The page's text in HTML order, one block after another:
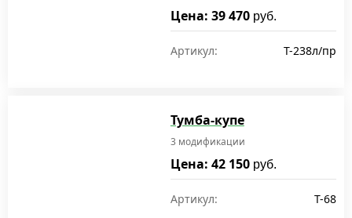
Цена: 39 470 руб.
Артикул: T-238л/пр
Тумба-купе
3 модификации
Цена: 42 150 руб.
Артикул: T-68